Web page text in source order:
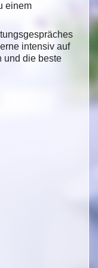
einem
intensiv auf
und die beste